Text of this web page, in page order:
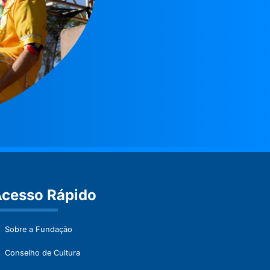
Rápido
Sobre a Fundação
Conselho de Cultura